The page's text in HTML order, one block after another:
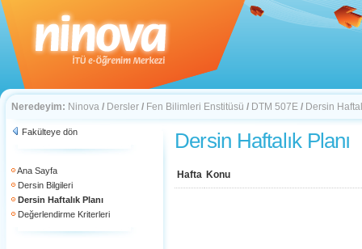
Neredeyim: Ninova / Dersler / Fen Bilimleri Enstitüsü / DTM 507E / Dersin
Fakülteye dön
Ana Sayfa
Dersin Bilgileri
Dersin Haftalık Planı
Değerlendirme Kriterleri
Dersin Haftalık Planı
Hafta Konu